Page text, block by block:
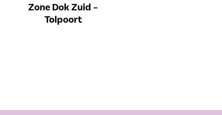
Zone Dok Zuid –
Tolpoort